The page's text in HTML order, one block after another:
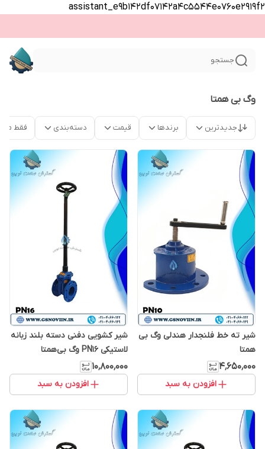
assistant_e9b142df07142a4c5544e0760e2919f2
جستجو
وگ بی همتا
جدیدترین برندها قیمت دسته‌بندی فقط
شیر ته خط فلنجدار هندلی وگ بی
همتا
۴٬۶۵۰٬۰۰۰
افزودن به سبد
شیر کشویی دفنی دسته بلند زبانه
لاستیکی PN16 وگ بی‌همتا
۱۰٬۸۰۰٬۰۰۰
افزودن به سبد